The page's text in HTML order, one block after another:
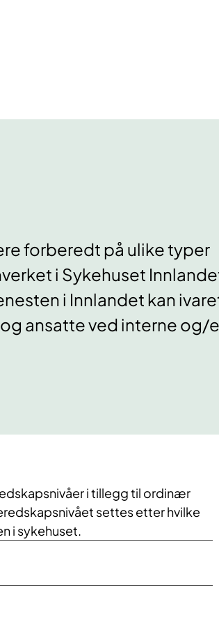
forberedt på ulike typer
i Sykehuset
i Innlandet kan
ansatte ved interne og/
i tillegg til ordinær
settes etter hvilke
i sykehuset.